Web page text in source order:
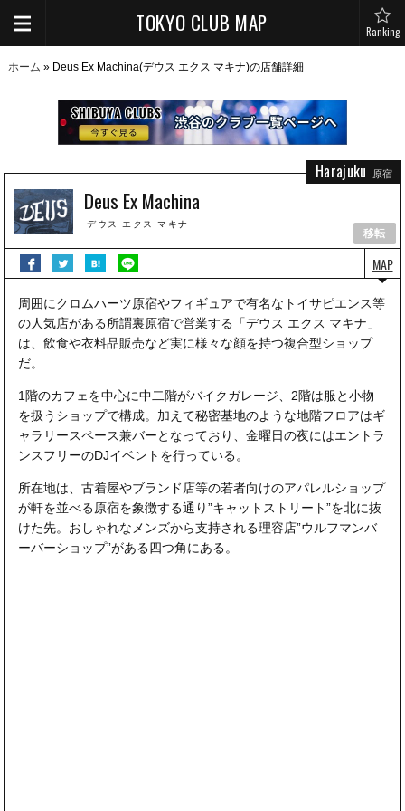
TOKYO CLUB MAP Ranking
ホーム » Deus Ex Machina(デウス エクス マキナ)の店舗詳細
Deus Ex Machina
デウス エクス マキナ
Harajuku 原宿
移転
周囲にクロムハーツ原宿やフィギュアで有名なトイサピエンス等
の人気店がある所謂裏原宿で営業する「デウス エクス マキナ」
は、飲食や衣料品販売など実に様々な顔を持つ複合型ショップ
だ。
1階のカフェを中心に中二階がバイクガレージ、2階は服と小物
を扱うショップで構成。加えて秘密基地のような地階フロアはギ
ャラリースペース兼バーとなっており、金曜日の夜にはエントラ
ンスフリーのDJイベントを行っている。
所在地は、古着屋やブランド店等の若者向けのアパレルショップ
が軒を並べる原宿を象徴する通り”キャットストリート”を北に抜
けた先。おしゃれなメンズから支持される理容店”ウルフマンバ
ーバーショップ”がある四つ角にある。
MAP